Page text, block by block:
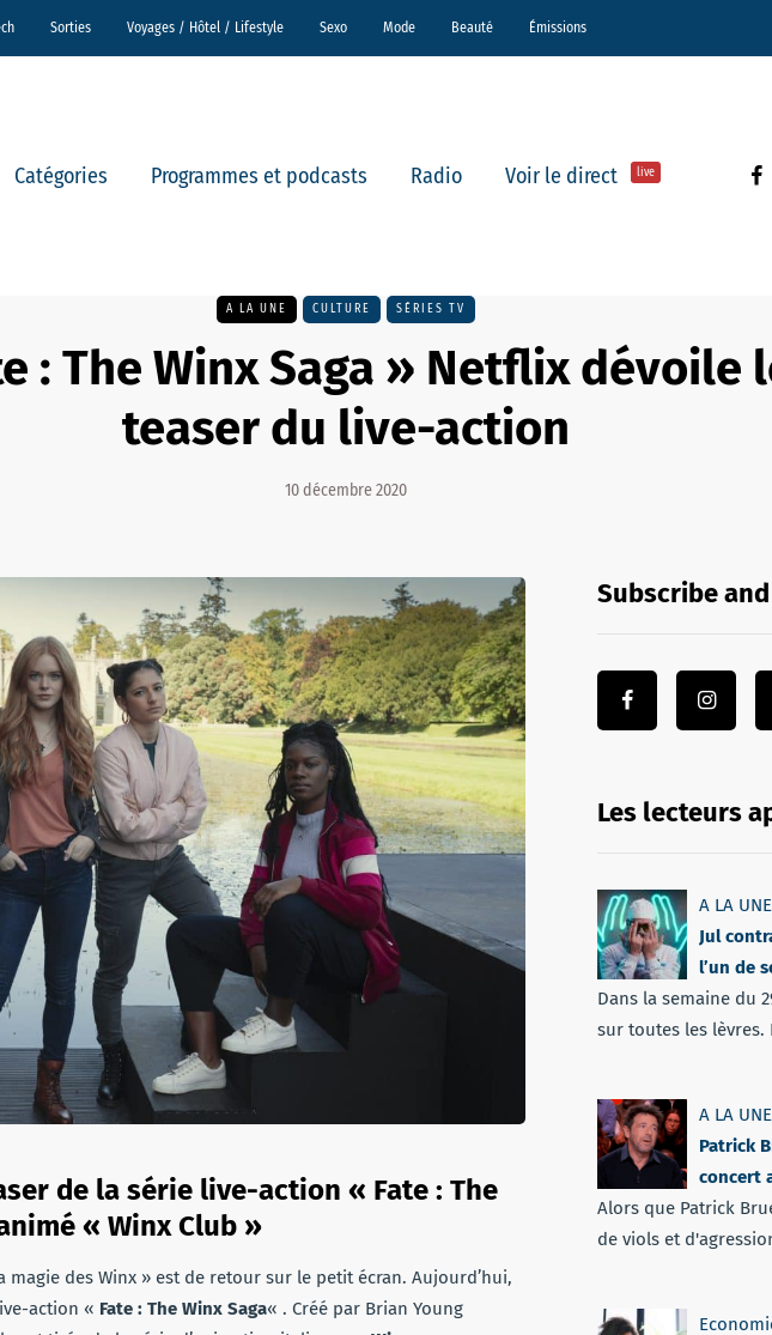
Sorties Voyages / Hôtel / Lifestyle Sexo Mode Beauté Émissions
Catégories Programmes et podcasts Radio Voir le direct live
A LA UNE CULTURE SÉRIES TV
: The Winx Saga » Netflix dévoile
teaser du live-action
10 décembre 2020
de la série live-action « Fate : The
« Winx Club »
des Winx » est de retour sur le petit écran. Aujourd’hui,
action « Fate : The Winx Saga« . Créé par Brian Young
Subscribe
Les lecteurs
A LA UNE
Jul
l’un de
Dans la semaine du
sur toutes les lèvres.
A LA UNE
Patrick
concert
Alors que Patrick
de viols et